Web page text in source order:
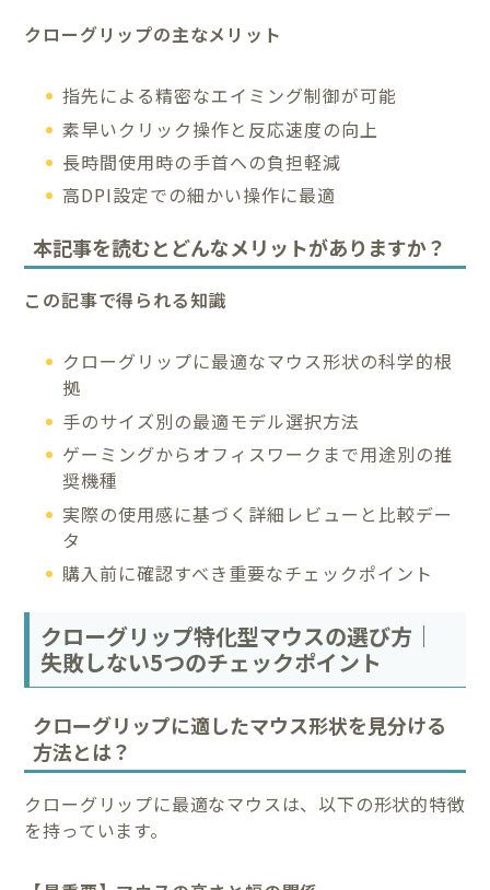
クローグリップの主なメリット
指先による精密なエイミング制御が可能
素早いクリック操作と反応速度の向上
長時間使用時の手首への負担軽減
高DPI設定での細かい操作に最適
本記事を読むとどんなメリットがありますか？
この記事で得られる知識
クローグリップに最適なマウス形状の科学的根
拠
手のサイズ別の最適モデル選択方法
ゲーミングからオフィスワークまで用途別の推
奨機種
実際の使用感に基づく詳細レビューと比較デー
タ
購入前に確認すべき重要なチェックポイント
クローグリップ特化型マウスの選び方｜
失敗しない5つのチェックポイント
クローグリップに適したマウス形状を見分ける
方法とは？
クローグリップに最適なマウスは、以下の形状的特徴
を持っています。